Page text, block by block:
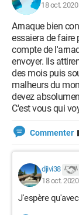
18 oct.
Arnaque bien
essaiera de faire
compte de
envoyer. Ils
des mois puis
malheurs du
devez
C'est vous qui
Commenter
djivi38
18 oct.
J'espère